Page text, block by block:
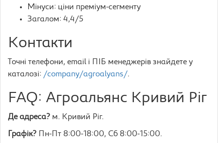
Мінуси: ціни преміум-сегменту
Загалом: 4,4/5
Контакти
Точні телефони, email і ПІБ менеджерів знайдете у
каталозі: /company/agroalyans/.
FAQ: Агроальянс Кривий Ріг
Де адреса? м. Кривий Ріг.
Графік? Пн-Пт 8:00-18:00, Сб 8:00-15:00.